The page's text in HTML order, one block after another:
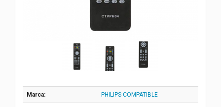
Marca: PHILIPS COMPATIBLE